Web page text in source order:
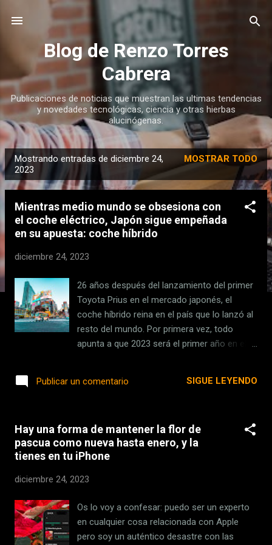
Ir al contenido principal
Blog de Renzo Torres
Cabrera
Publicaciones de noticias que muestran las ultimas tendencias
y novedades tecnológicas, ciencia y otras hierbas
alucinógenas.
E
n
Mostrando entradas de diciembre 24,
2023
MOSTRAR TODO
Mientras medio mundo se obsesiona con
el coche eléctrico, Japón sigue empeñada
en su apuesta: coche híbrido
diciembre 24, 2023
26 años después del lanzamiento del primer
Toyota Prius en el mercado japonés, el
coche híbrido reina en el país que lo lanzó al
resto del mundo. Por primera vez, todo
apunta a que 2023 será el primer año en el
motores de combustión en Japón. Según las
2022 eran gasolina, por un 42,6% de
automóviles con motorizaciones híbridas.
Cuando termine este año, la situación
debería haberse revertido. Las cuentas del
coche de gasolina al 44,3%, mientras que el
híbrido habrá crecido hasta el 48,8% de las
ventas. Las perspectivas, además, apuntan a
Publicar un comentario SIGUE LEYENDO
Hay una forma de mantener la flor de
pascua como nueva hasta enero, y la
tienes en tu iPhone
diciembre 24, 2023
Os lo voy a confesar: puedo ser un experto
en cualquier cosa relacionada con Apple
pero soy un auténtico desastre con las